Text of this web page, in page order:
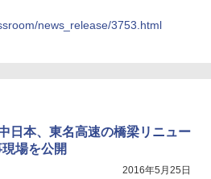
news_release/3753.html
日本、東名高速の橋梁リニュー
場を公開
2016年5月25日